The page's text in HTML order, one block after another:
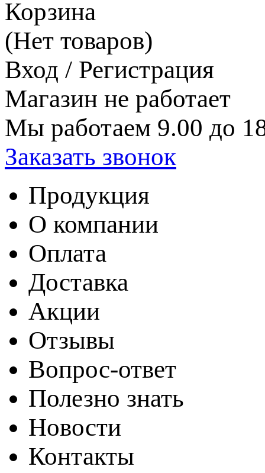
Корзина
(Нет товаров)
Вход / Регистрация
Магазин не работает
Мы работаем 9.00 до
Заказать звонок
Продукция
О компании
Оплата
Доставка
Акции
Отзывы
Вопрос-ответ
Полезно знать
Новости
Контакты